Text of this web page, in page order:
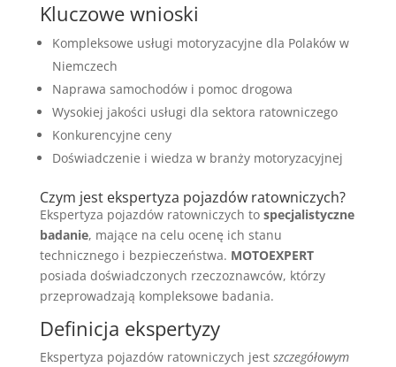
Kluczowe wnioski
Kompleksowe usługi motoryzacyjne dla Polaków w
Niemczech
Naprawa samochodów i pomoc drogowa
Wysokiej jakości usługi dla sektora ratowniczego
Konkurencyjne ceny
Doświadczenie i wiedza w branży motoryzacyjnej
Czym jest ekspertyza pojazdów ratowniczych?
Ekspertyza pojazdów ratowniczych to specjalistyczne
badanie, mające na celu ocenę ich stanu
technicznego i bezpieczeństwa. MOTOEXPERT
posiada doświadczonych rzeczoznawców, którzy
przeprowadzają kompleksowe badania.
Definicja ekspertyzy
Ekspertyza pojazdów ratowniczych jest szczegółowym